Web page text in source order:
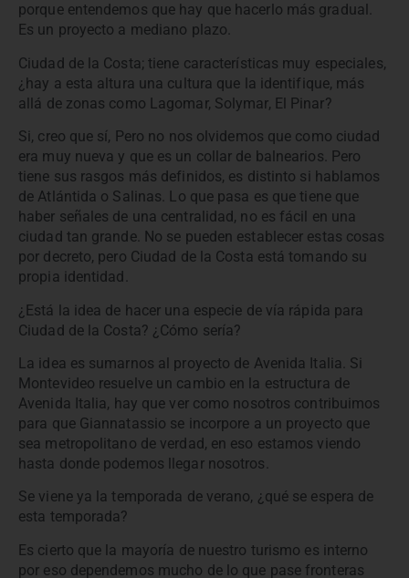
porque entendemos que hay que hacerlo más gradual.
Es un proyecto a mediano plazo.
Ciudad de la Costa; tiene características muy especiales,
¿hay a esta altura una cultura que la identifique, más
allá de zonas como Lagomar, Solymar, El Pinar?
Si, creo que sí, Pero no nos olvidemos que como ciudad
era muy nueva y que es un collar de balnearios. Pero
tiene sus rasgos más definidos, es distinto si hablamos
de Atlántida o Salinas. Lo que pasa es que tiene que
haber señales de una centralidad, no es fácil en una
ciudad tan grande. No se pueden establecer estas cosas
por decreto, pero Ciudad de la Costa está tomando su
propia identidad.
¿Está la idea de hacer una especie de vía rápida para
Ciudad de la Costa? ¿Cómo sería?
La idea es sumarnos al proyecto de Avenida Italia. Si
Montevideo resuelve un cambio en la estructura de
Avenida Italia, hay que ver como nosotros contribuimos
para que Giannatassio se incorpore a un proyecto que
sea metropolitano de verdad, en eso estamos viendo
hasta donde podemos llegar nosotros.
Se viene ya la temporada de verano, ¿qué se espera de
esta temporada?
Es cierto que la mayoría de nuestro turismo es interno
por eso dependemos mucho de lo que pase fronteras